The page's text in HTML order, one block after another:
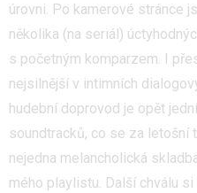
úrovni. Po kamerové stránce
několika (na seriál)
s početným komparzem. I
nejsilnější v intimních
hudební doprovod je opět
soundtracků, co se za letošní
nejedna melancholická
mého playlistu. Další chválu